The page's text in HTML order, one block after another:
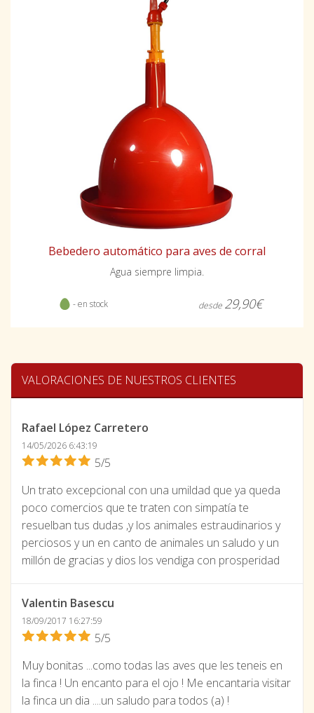
Bebedero automático para aves de corral
Agua siempre limpia.
- en stock desde 29,90€
VALORACIONES DE NUESTROS CLIENTES
Rafael López Carretero
14/05/2026 6:43:19
5/5
Un trato excepcional con una umildad que ya queda
poco comercios que te traten con simpatía te
resuelban tus dudas ,y los animales estraudinarios y
perciosos y un en canto de animales un saludo y un
millón de gracias y dios los vendiga con prosperidad
Valentin Basescu
18/09/2017 16:27:59
5/5
Muy bonitas ...como todas las aves que les teneis en
la finca ! Un encanto para el ojo ! Me encantaria visitar
la finca un dia ....un saludo para todos (a) !